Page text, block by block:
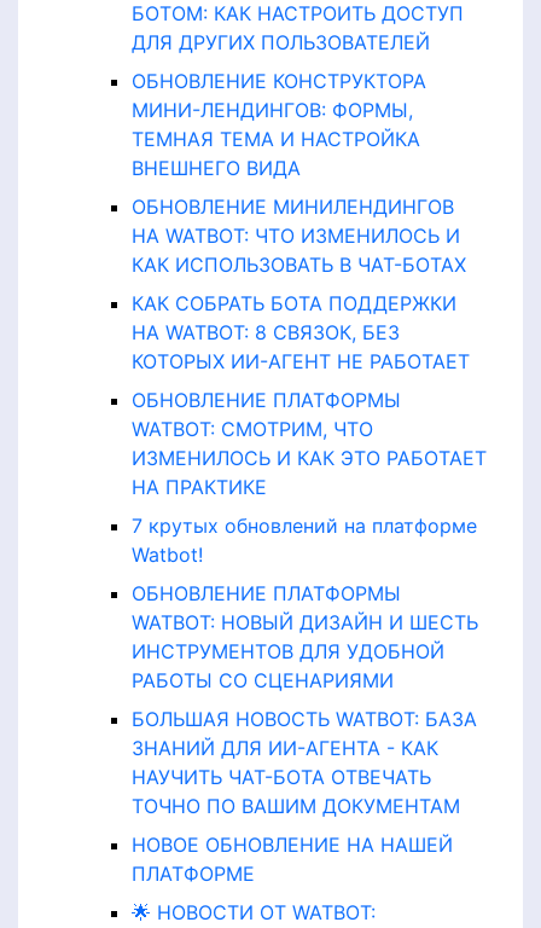
БОТОМ: КАК НАСТРОИТЬ ДОСТУП
ДЛЯ ДРУГИХ ПОЛЬЗОВАТЕЛЕЙ
ОБНОВЛЕНИЕ КОНСТРУКТОРА
МИНИ-ЛЕНДИНГОВ: ФОРМЫ,
ТЕМНАЯ ТЕМА И НАСТРОЙКА
ВНЕШНЕГО ВИДА
ОБНОВЛЕНИЕ МИНИЛЕНДИНГОВ
НА WATBOT: ЧТО ИЗМЕНИЛОСЬ И
КАК ИСПОЛЬЗОВАТЬ В ЧАТ-БОТАХ
КАК СОБРАТЬ БОТА ПОДДЕРЖКИ
НА WATBOT: 8 СВЯЗОК, БЕЗ
КОТОРЫХ ИИ-АГЕНТ НЕ РАБОТАЕТ
ОБНОВЛЕНИЕ ПЛАТФОРМЫ
WATBOT: СМОТРИМ, ЧТО
ИЗМЕНИЛОСЬ И КАК ЭТО РАБОТАЕТ
НА ПРАКТИКЕ
7 крутых обновлений на платформе
Watbot!
ОБНОВЛЕНИЕ ПЛАТФОРМЫ
WATBOT: НОВЫЙ ДИЗАЙН И ШЕСТЬ
ИНСТРУМЕНТОВ ДЛЯ УДОБНОЙ
РАБОТЫ СО СЦЕНАРИЯМИ
БОЛЬШАЯ НОВОСТЬ WATBOT: БАЗА
ЗНАНИЙ ДЛЯ ИИ-АГЕНТА - КАК
НАУЧИТЬ ЧАТ-БОТА ОТВЕЧАТЬ
ТОЧНО ПО ВАШИМ ДОКУМЕНТАМ
НОВОЕ ОБНОВЛЕНИЕ НА НАШЕЙ
ПЛАТФОРМЕ
🌟 НОВОСТИ ОТ WATBOT: